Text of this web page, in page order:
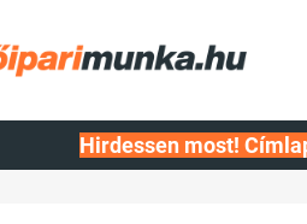
Hirdessen most!